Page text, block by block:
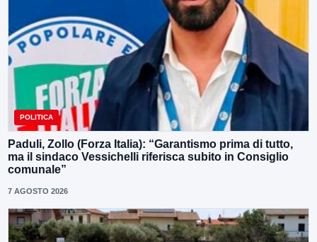
POLITICA
Paduli, Zollo (Forza Italia): “Garantismo prima di tutto,
ma il sindaco Vessichelli riferisca subito in Consiglio
comunale”
7 AGOSTO 2026